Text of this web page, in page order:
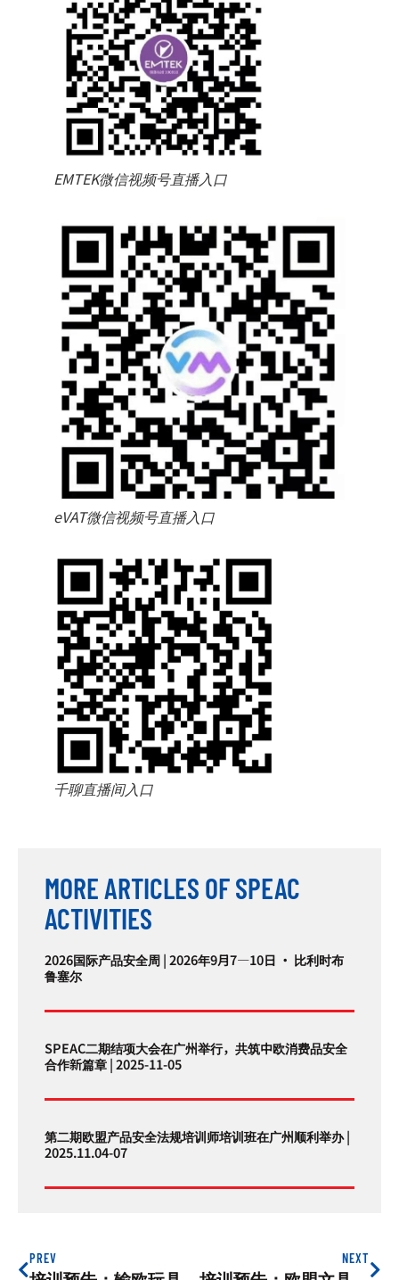
EMTEK微信视频号直播入口
eVAT微信视频号直播入口
千聊直播间入口
MORE ARTICLES OF SPEAC
ACTIVITIES
2026国际产品安全周 | 2026年9月7—10日 · 比利时布
鲁塞尔
SPEAC二期结项大会在广州举行，共筑中欧消费品安全
合作新篇章 | 2025-11-05
第二期欧盟产品安全法规培训师培训班在广州顺利举办 |
2025.11.04-07
PREV NEXT